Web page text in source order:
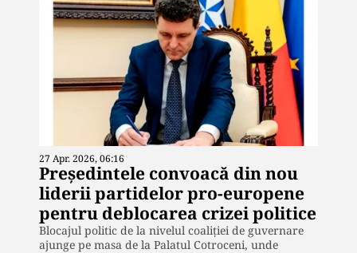
27 Apr. 2026, 06:16
Președintele convoacă din nou
liderii partidelor pro-europene
pentru deblocarea crizei politice
Blocajul politic de la nivelul coaliției de guvernare
ajunge pe masa de la Palatul Cotroceni, unde